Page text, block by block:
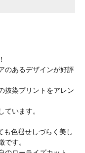
のあるデザインが好評
抜染プリントをアレン
ています。
も色褪せしづらく美し
です。